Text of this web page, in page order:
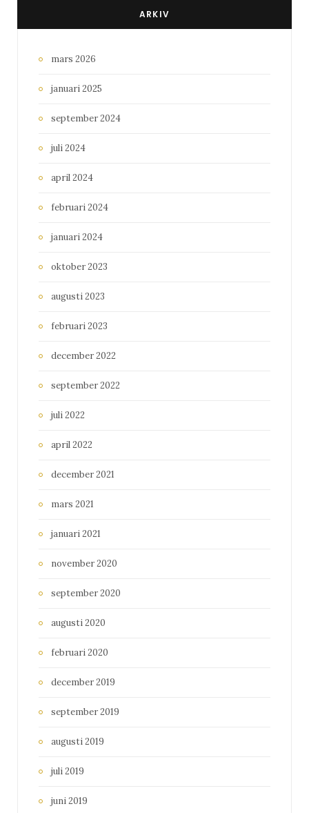
ARKIV
mars 2026
januari 2025
september 2024
juli 2024
april 2024
februari 2024
januari 2024
oktober 2023
augusti 2023
februari 2023
december 2022
september 2022
juli 2022
april 2022
december 2021
mars 2021
januari 2021
november 2020
september 2020
augusti 2020
februari 2020
december 2019
september 2019
augusti 2019
juli 2019
juni 2019